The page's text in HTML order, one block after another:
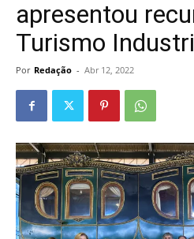
apresentou
Turismo
Por Redação - Abr 12, 2022